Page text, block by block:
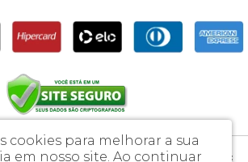
Laboratórios e Artigos Médicos Ltda - CNPJ:
cookies para melhorar a sua
em nosso site. Ao continuar